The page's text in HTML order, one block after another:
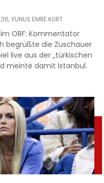
YUNUS EMRE KURT
ORF: Kommentator
begrüßte die Zuschauer
live aus der „türkischen
meinte damit Istanbul.